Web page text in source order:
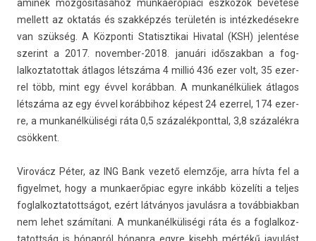
aminek mozgósításához mun­kaerőpiaci eszközök bevetése
mel­lett az oktatás és szakképzés területén is intézkedésekre
van szükség. A Köz­ponti Statisztikai Hivat­al (KSH) jelen­tése
szerint a 2017. november-2018. januári idős­zakban a fog­
lalkoz­tatot­tak átlagos létszáma 4 millió 436 ezer volt, 35 ezer­
rel több, mint egy évvel korábban. A mun­kanél­küliek átlagos
létszáma az egy évvel koráb­bihoz képest 24 ezer­rel, 174 ezer­
re, a mun­kanél­küliségi ráta 0,5 százalék­pontt­al, 3,8 százalékra
csökkent.
Virovácz Péter, az ING Bank vezető elemzője, arra hívta fel a
figyel­met, hogy a mun­kaerőpiac egyre inkább közelíti a tel­jes
fog­lalkoz­tatottságot, ezért látványos javulásra a továb­biak­ban
nem lehet számítani. A mun­kanél­küliségi ráta és a fog­lalkoz­